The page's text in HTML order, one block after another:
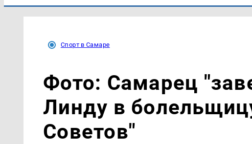
Спорт в Самаре
Фото: Самарец
Линду в
Советов"